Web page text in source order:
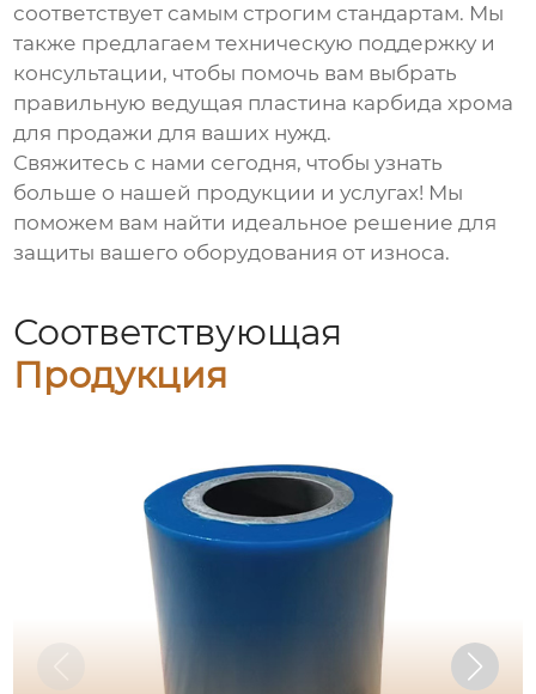
соответствует самым строгим стандартам. Мы
также предлагаем техническую поддержку и
консультации, чтобы помочь вам выбрать
правильную ведущая пластина карбида хрома
для продажи для ваших нужд.
Свяжитесь с нами сегодня, чтобы узнать
больше о нашей продукции и услугах! Мы
поможем вам найти идеальное решение для
защиты вашего оборудования от износа.
Соответствующая
Продукция